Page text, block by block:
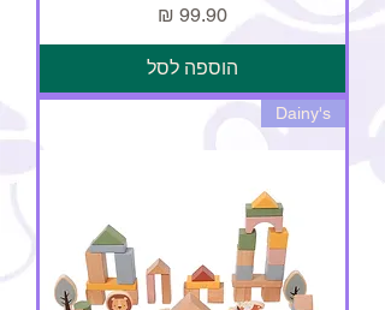
מחיר
הוספה לסל
Dainy's